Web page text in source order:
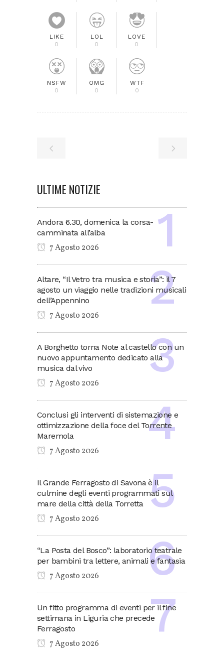
LIKE
0
LOL
0
LOVE
0
NSFW
0
OMG
0
WTF
0
ULTIME NOTIZIE
Andora 6.30, domenica la corsa-
camminata all’alba
7 Agosto 2026
Altare, “Il Vetro tra musica e storia”: il 7
agosto un viaggio nelle tradizioni musicali
dell’Appennino
7 Agosto 2026
A Borghetto torna Note al castello con un
nuovo appuntamento dedicato alla
musica dal vivo
7 Agosto 2026
Conclusi gli interventi di sistemazione e
ottimizzazione della foce del Torrente
Maremola
7 Agosto 2026
Il Grande Ferragosto di Savona è il
culmine degli eventi programmati sul
mare della città della Torretta
7 Agosto 2026
“La Posta del Bosco”: laboratorio teatrale
per bambini tra lettere, animali e fantasia
7 Agosto 2026
Un fitto programma di eventi per il fine
settimana in Liguria che precede
Ferragosto
7 Agosto 2026